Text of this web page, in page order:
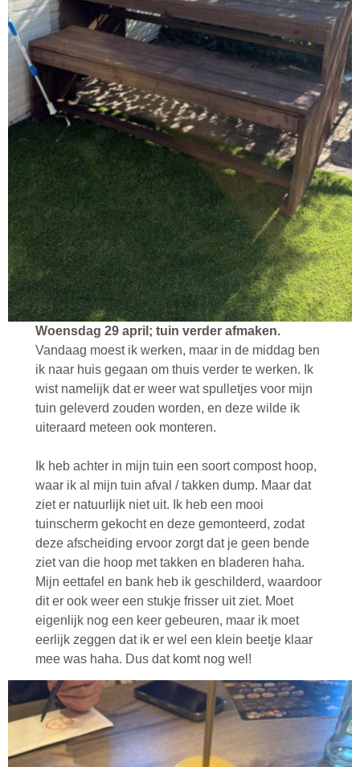
Woensdag 29 april; tuin verder afmaken.
Vandaag moest ik werken, maar in de middag ben
ik naar huis gegaan om thuis verder te werken. Ik
wist namelijk dat er weer wat spulletjes voor mijn
tuin geleverd zouden worden, en deze wilde ik
uiteraard meteen ook monteren.
Ik heb achter in mijn tuin een soort compost hoop,
waar ik al mijn tuin afval / takken dump. Maar dat
ziet er natuurlijk niet uit. Ik heb een mooi
tuinscherm gekocht en deze gemonteerd, zodat
deze afscheiding ervoor zorgt dat je geen bende
ziet van die hoop met takken en bladeren haha.
Mijn eettafel en bank heb ik geschilderd, waardoor
dit er ook weer een stukje frisser uit ziet. Moet
eigenlijk nog een keer gebeuren, maar ik moet
eerlijk zeggen dat ik er wel een klein beetje klaar
mee was haha. Dus dat komt nog wel!